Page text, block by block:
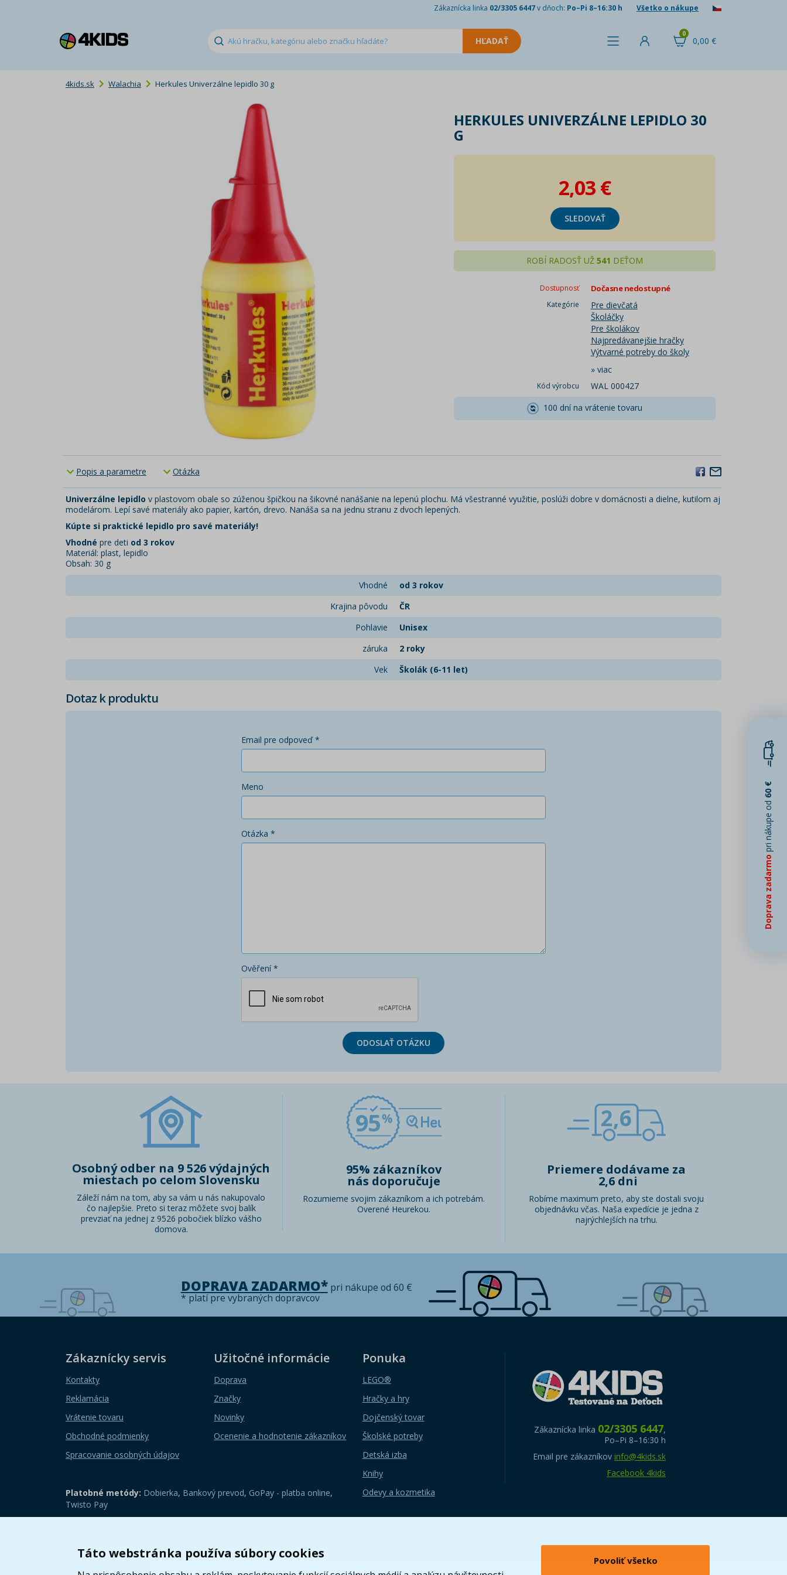
Táto webstránka používa súbory cookies Povoliť všetko
Zákaznícka linka 02/3305 6447v dňoch: Po–Pi 8–16:30 h Všetko o nákupe
0,00 €
0
4kids.sk Walachia Herkules Univerzálne lepidlo 30 g
HERKULES UNIVERZÁLNE LEPIDLO 30
G
2,03 €
SLEDOVAŤ
ROBÍ RADOSŤ UŽ541 DEŤOM
Dostupnosť Dočasne nedostupné
Kategórie
Pre dievčatá
Školáčky
Pre školákov
Najpredávanejšie hračky
Výtvarné potreby do školy
» viac
Kód výrobcu
WAL 000427
100 dní na vrátenie tovaru
Popis a parametre Otázka
Univerzálne lepidlo v plastovom obale so zúženou špičkou na šikovné nanášanie na lepenú plochu. Má všestranné využitie, poslúži dobre v domácnosti a dielne, kutilom aj
modelárom. Lepí savé materiály ako papier, kartón, drevo. Nanáša sa na jednu stranu z dvoch lepených.
Kúpte si praktické lepidlo pro savé materiály!
Vhodné pre deti od 3 rokov
Materiál: plast, lepidlo
Obsah: 30 g
Vhodné
od 3 rokov
Krajina pôvodu
ČR
Pohlavie
Unisex
záruka
2 roky
Vek
Školák (6-11 let)
Dotaz k produktu
Email pre odpoveď *
Meno
Otázka *
Ověření *
ODOSLAŤ OTÁZKU
Osobný odber na 9 526 výdajných
miestach po celom Slovensku
Záleží nám na tom, aby sa vám u nás nakupovalo
čo najlepšie. Preto si teraz môžete svoj balík
prevziať na jednej z 9526 pobočiek blízko vášho
domova.
95
95% zákazníkov
nás doporučuje
Rozumieme svojim zákazníkom a ich potrebám.
Overené Heurekou.
2,6
Priemere dodávame za
2,6 dni
Robíme maximum preto, aby ste dostali svoju
objednávku včas. Naša expedície je jedna z
najrýchlejších na trhu.
DOPRAVA ZADARMO*pri nákupe od 60 €
* platí pre vybraných dopravcov
Zákaznícky servis
Kontakty
Reklamácia
Vrátenie tovaru
Obchodné podmienky
Spracovanie osobných údajov
Užitočné informácie
Doprava
Značky
Novinky
Ocenenie a hodnotenie zákazníkov
Ponuka
LEGO®
Hračky a hry
Dojčenský tovar
Školské potreby
Detská izba
Knihy
Odevy a kozmetika
Platobné metódy: Dobierka, Bankový prevod, GoPay - platba online,
Twisto Pay
Zákaznícka linka 02/3305 6447,
Po–Pi 8–16:30 h
Email pre zákazníkov info@4kids.sk
Facebook 4kids
Doprava zadarmo
pri nákupe od
60 €